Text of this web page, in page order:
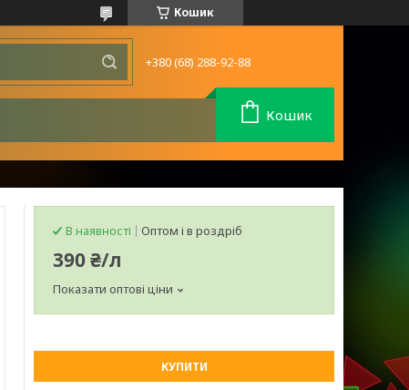
Кошик
+380 (68) 288-92-88
Кошик
В наявності Оптом і в роздріб
390 ₴/л
Показати оптові ціни
КУПИТИ